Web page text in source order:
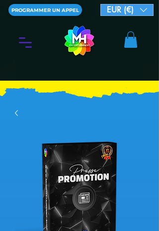
PROGRAMMER UN APPEL EUR (€)